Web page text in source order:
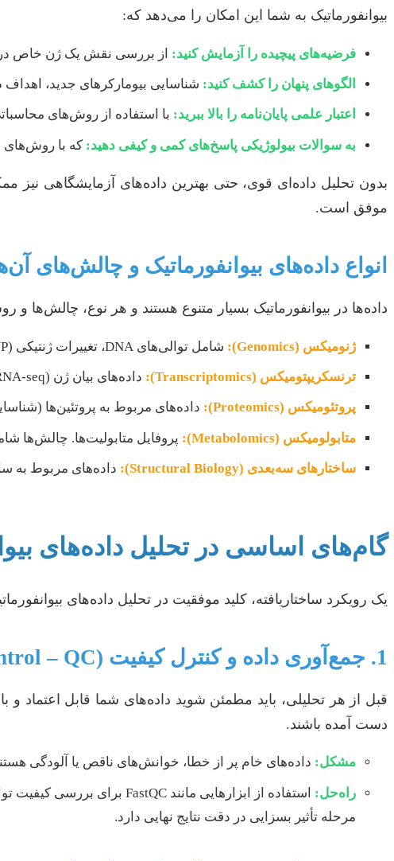
بیوانفورماتیک به شما این امکان را می‌دهد که:
فرضیه‌های پیچیده را آزمایش کنید: از بررسی نقش یک ژن خاص در
الگوهای پنهان را کشف کنید: شناسایی بیومارکرهای جدید، اهداف
اعتبار علمی پایان‌نامه را بالا ببرید: با استفاده از روش‌های
به سوالات بیولوژیکی پاسخ‌های کمی و کیفی دهید: که با روش‌های
بدون تحلیل داده‌ای قوی، حتی بهترین داده‌های آزمایشگاهی نیز
موفق است.
انواع داده‌های بیوانفورماتیک و چالش‌های
داده‌ها در بیوانفورماتیک بسیار متنوع هستند و هر نوع، چالش‌ها
ژنومیکس (Genomics): شامل توالی‌های DNA، تغییرات ژنتیکی (SNPها، ایندل‌ها). چالش اصلی حجم بالای داده و شناسایی تغییرات معنی‌دار در میان نویز.
ترنسکریپتومیکس (Transcriptomics): داده‌های بیان ژن (RNA-seq، میکرواری). چالش‌ها شامل نرمال‌سازی داده‌ها، مقایسه بین گروه‌ها و شناسایی ژن‌های با بیان افتراقی.
پروتئومیکس (Proteomics): داده‌های مربوط به پروتئین‌ها
متابولومیکس (Metabolomics): پروفایل متابولیت‌ها. چالش‌ها
ساختارهای سه‌بعدی (Structural Biology): داده‌های مربوط به
گام‌های اساسی در تحلیل داده‌های
یک رویکرد ساختاریافته، کلید موفقیت در تحلیل داده‌های
1. جمع‌آوری داده و کنترل کیفیت (Quality Control – QC)
دست آمده باشند.
مشکل: داده‌های خام پر از خطا، خوانش‌های ناقص یا آلودگی
راه‌حل:
مرحله تأثیر بسزایی در دقت نتایج نهایی دارد.